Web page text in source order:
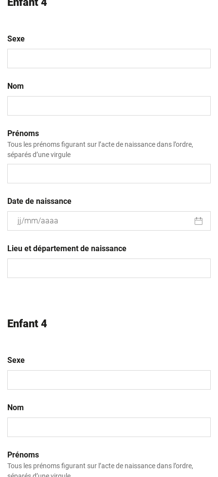
Sexe
Nom
Prénoms
Tous les prénoms figurant sur l’acte de naissance dans l’ordre,
séparés d’une virgule
Date de naissance
slash
MM
Lieu et département de naissance
Enfant 4
Sexe
Nom
Prénoms
Tous les prénoms figurant sur l’acte de naissance dans l’ordre,